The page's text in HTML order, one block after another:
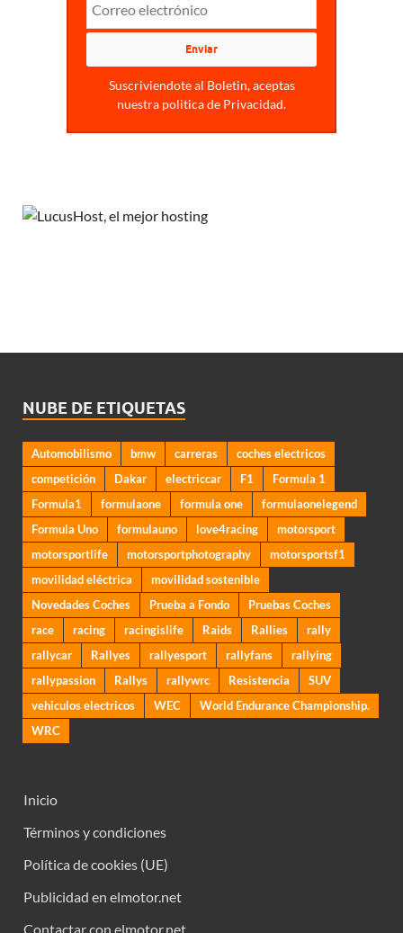
Suscriviendote al Boletin, aceptas
nuestra politica de Privacidad.
NUBE DE ETIQUETAS
Automobilismo bmw carreras
coches electricos
competición
Dakar electriccar F1
Formula 1
Formula1
formulaone formula one
formulaonelegend
Formula Uno
formulauno love4racing
motorsport
motorsportlife
motorsportphotography
motorsportsf1
movilidad eléctrica
movilidad sostenible
Novedades Coches
Prueba a Fondo
Pruebas Coches
race
racing racingislife Raids Rallies
rally
rallycar
Rallyes rallyesport rallyfans
rallying
rallypassion
Rallys rallywrc Resistencia
SUV
vehiculos electricos
WEC
World Endurance Championship.
WRC
Inicio
Términos y condiciones
Política de cookies (UE)
Publicidad en elmotor.net
Contactar con elmotor.net